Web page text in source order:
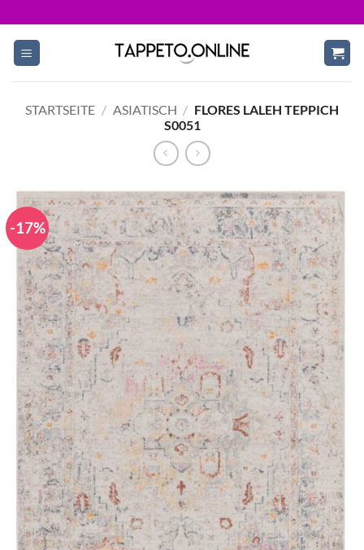
to
content
STARTSEITE / ASIATISCH / FLORES LALEH TEPPICH
S0051
-17%